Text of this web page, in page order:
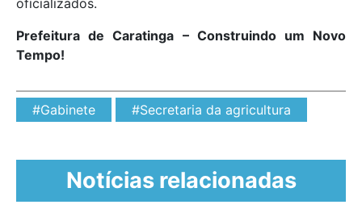
Prefeitura de Caratinga – Construindo um Novo
Tempo!
#Gabinete #Secretaria da agricultura
Notícias relacionadas